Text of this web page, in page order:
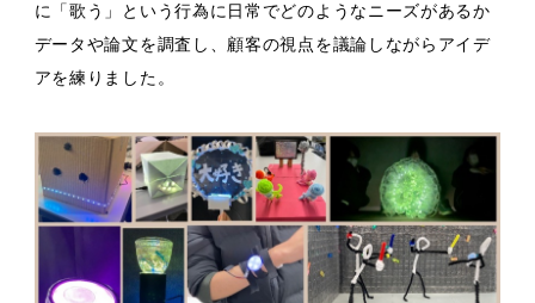
に「歌う」という行為に日常でどのようなニーズがあるか
データや論文を調査し、顧客の視点を議論しながらアイデ
アを練りました。